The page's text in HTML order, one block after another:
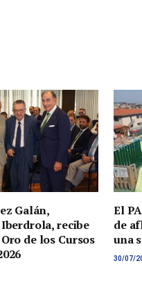
Galán,
recibe
de los Cursos
El
de
una
30/07/